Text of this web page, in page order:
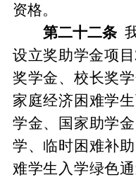
资格。
第二十二条
设立奖助学金项目
奖学金、校长奖
家庭经济困难学
学金、国家助学
学、临时困难补
难学生入学绿色